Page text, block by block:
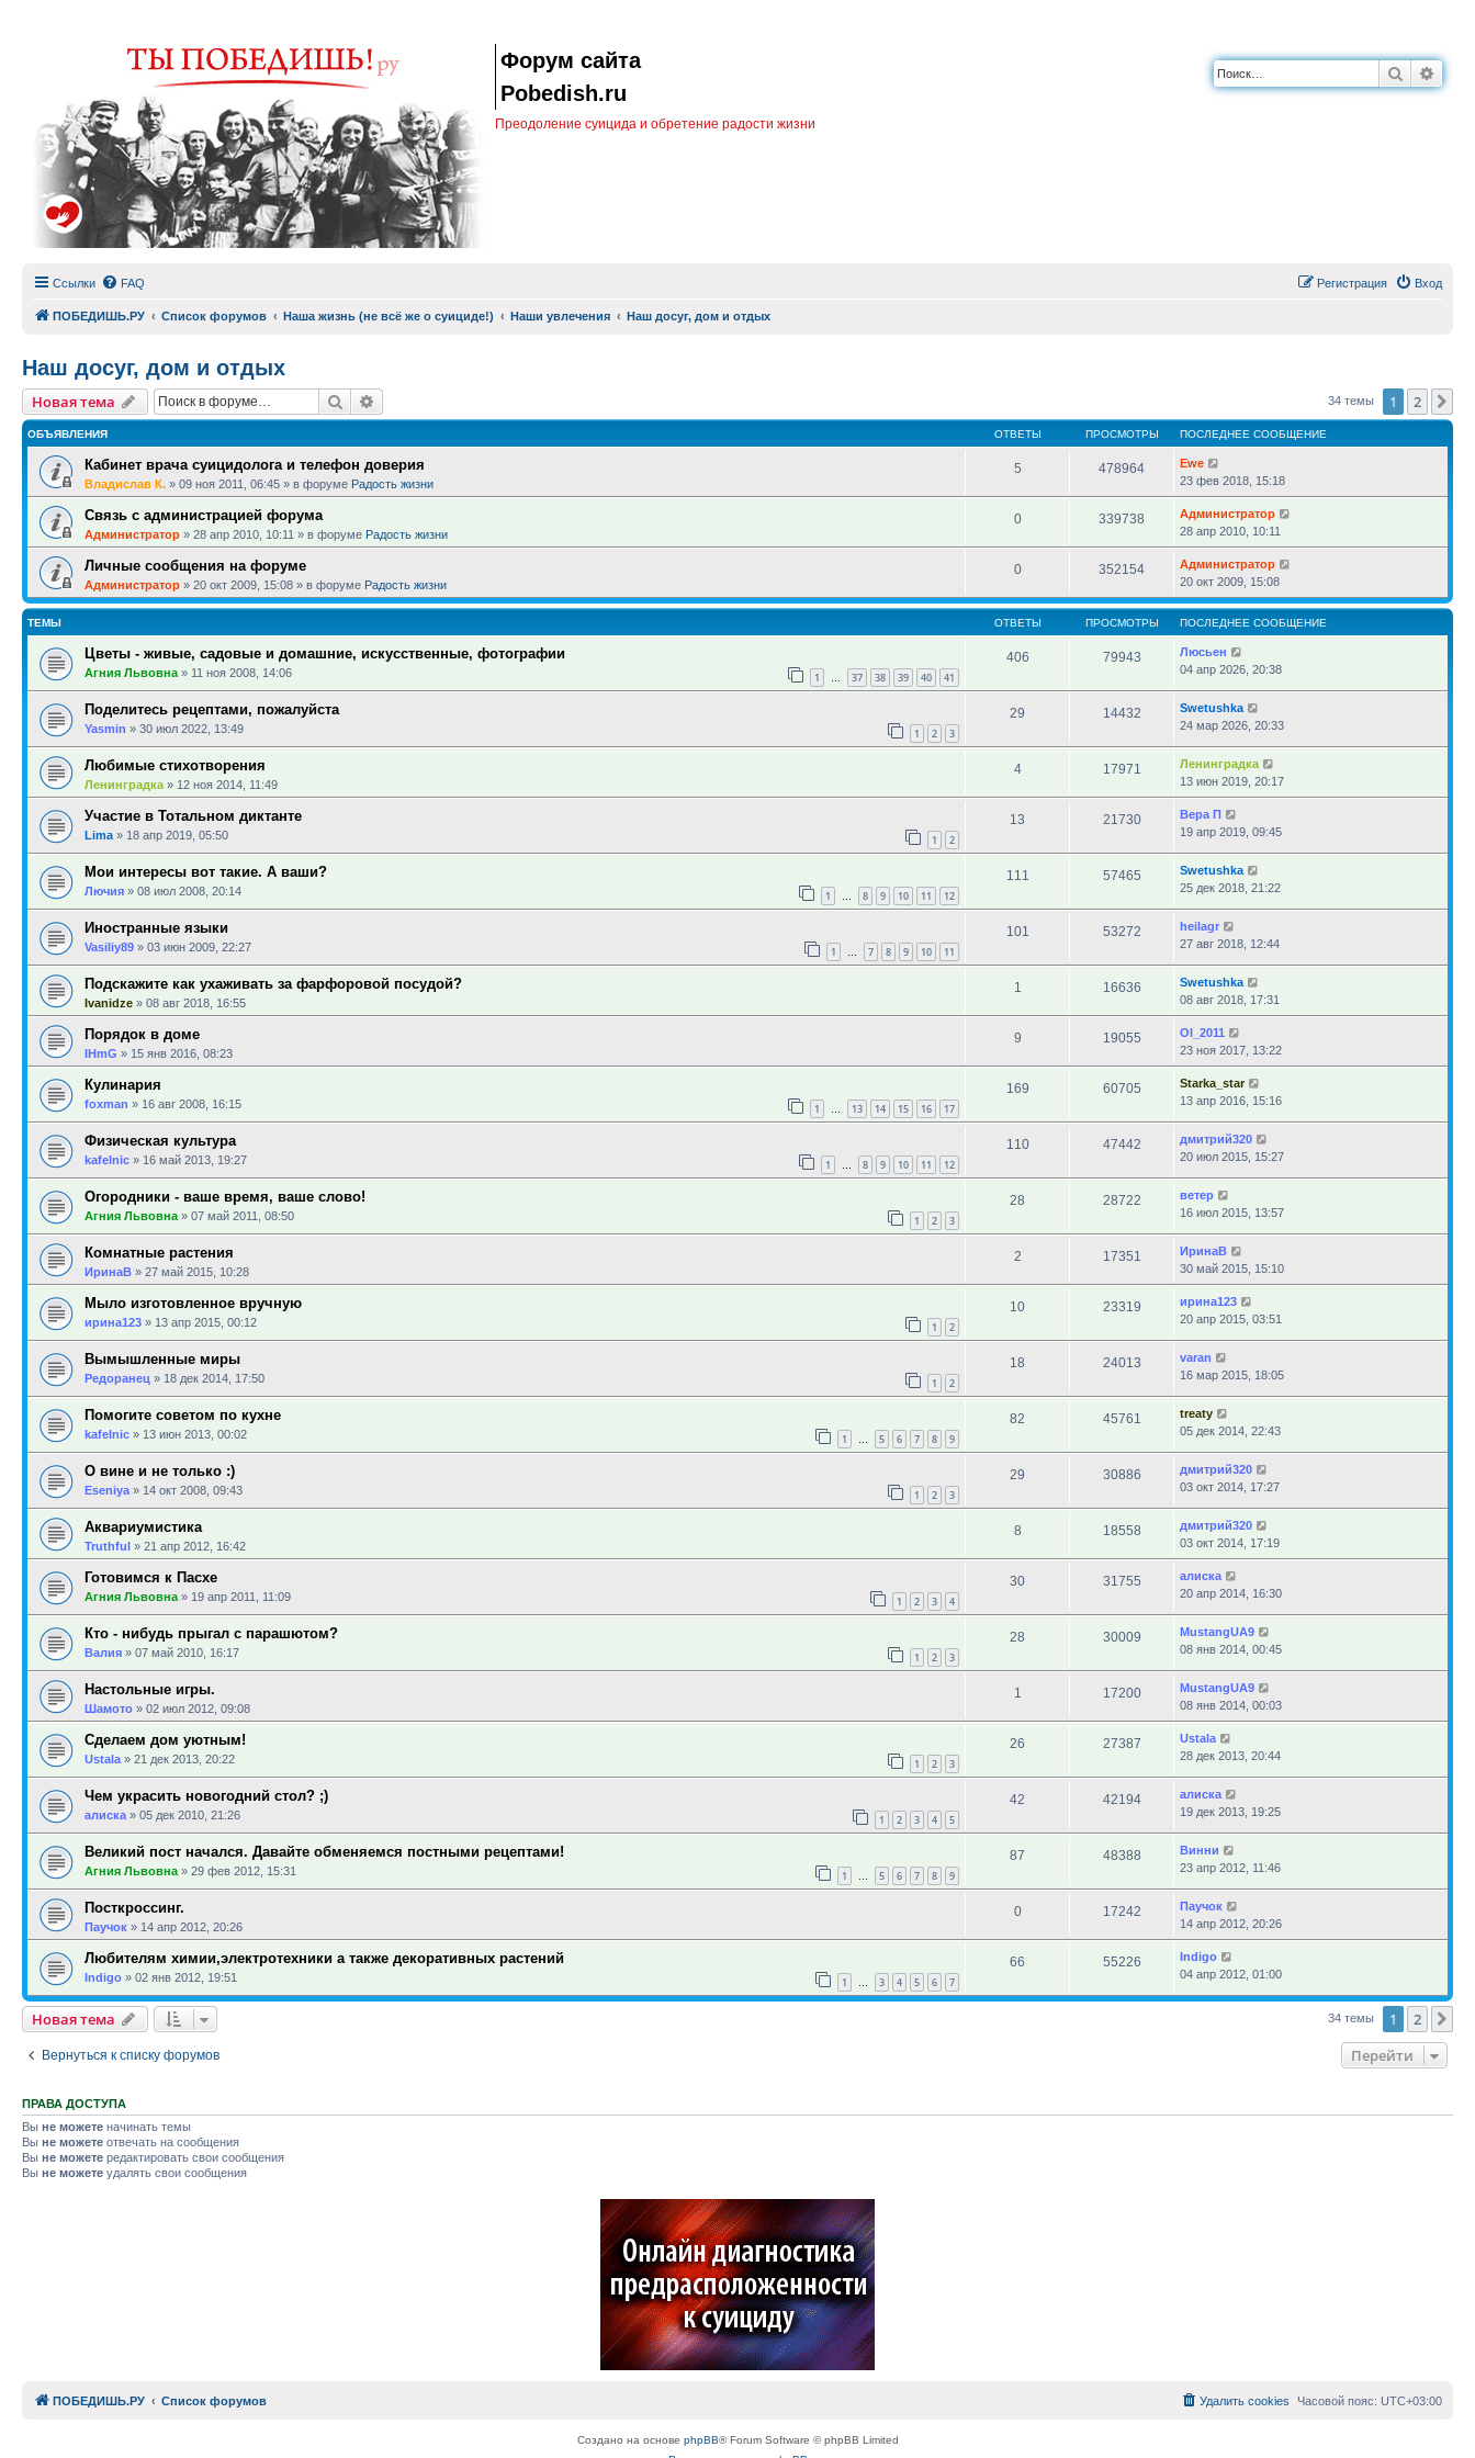
Форум сайта
Pobedish.ru
Преодоление суицида и обретение радости жизни
Поиск
Ссылки FAQ Вход
Регистрация
ПОБЕДИШЬ.РУ Список форумов Наша жизнь (не всё же о суициде!) Наши увлечения Наш досуг, дом и отдых
Наш досуг, дом и отдых
Новая тема Поиск 34 темы 1 2
ОБЪЯВЛЕНИЯ ОТВЕТЫ ПРОСМОТРЫ ПОСЛЕДНЕЕ СООБЩЕНИЕ
Кабинет врача суицидолога и телефон доверия
Владислав К. » 09 ноя 2011, 06:45 » в форуме Радость жизни
5 478964
Ewe
23 фев 2018, 15:18
Связь с администрацией форума
Администратор » 28 апр 2010, 10:11 » в форуме Радость жизни
0 339738
Администратор
28 апр 2010, 10:11
Личные сообщения на форуме
Администратор » 20 окт 2009, 15:08 » в форуме Радость жизни
0 352154
Администратор
20 окт 2009, 15:08
ТЕМЫ ОТВЕТЫ ПРОСМОТРЫ ПОСЛЕДНЕЕ СООБЩЕНИЕ
Цветы - живые, садовые и домашние, искусственные, фотографии
Агния Львовна » 11 ноя 2008, 14:06 1 … 37 38 39 40 41
406 79943
Люсьен
04 апр 2026, 20:38
Поделитесь рецептами, пожалуйста
Yasmin » 30 июл 2022, 13:49 1 2 3
29 14432
Swetushka
24 мар 2026, 20:33
Любимые стихотворения
Ленинградка » 12 ноя 2014, 11:49
4 17971
Ленинградка
13 июн 2019, 20:17
Участие в Тотальном диктанте
Lima » 18 апр 2019, 05:50 1 2
13 21730
Вера П
19 апр 2019, 09:45
Мои интересы вот такие. А ваши?
Лючия » 08 июл 2008, 20:14 1 … 8 9 10 11 12
111 57465
Swetushka
25 дек 2018, 21:22
Иностранные языки
Vasiliy89 » 03 июн 2009, 22:27 1 … 7 8 9 10 11
101 53272
heilagr
27 авг 2018, 12:44
Подскажите как ухаживать за фарфоровой посудой?
Ivanidze » 08 авг 2018, 16:55
1 16636
Swetushka
08 авг 2018, 17:31
Порядок в доме
IHmG » 15 янв 2016, 08:23
9 19055
Ol_2011
23 ноя 2017, 13:22
Кулинария
foxman » 16 авг 2008, 16:15 1 … 13 14 15 16 17
169 60705
Starka_star
13 апр 2016, 15:16
Физическая культура
kafelnic » 16 май 2013, 19:27 1 … 8 9 10 11 12
110 47442
дмитрий320
20 июл 2015, 15:27
Огородники - ваше время, ваше слово!
Агния Львовна » 07 май 2011, 08:50 1 2 3
28 28722
ветер
16 июл 2015, 13:57
Комнатные растения
ИринаВ » 27 май 2015, 10:28
2 17351
ИринаВ
30 май 2015, 15:10
Мыло изготовленное вручную
ирина123 » 13 апр 2015, 00:12 1 2
10 23319
ирина123
20 апр 2015, 03:51
Вымышленные миры
Редоранец » 18 дек 2014, 17:50 1 2
18 24013
varan
16 мар 2015, 18:05
Помогите советом по кухне
kafelnic » 13 июн 2013, 00:02 1 … 5 6 7 8 9
82 45761
treaty
05 дек 2014, 22:43
О вине и не только :)
Eseniya » 14 окт 2008, 09:43 1 2 3
29 30886
дмитрий320
03 окт 2014, 17:27
Аквариумистика
Truthful » 21 апр 2012, 16:42
8 18558
дмитрий320
03 окт 2014, 17:19
Готовимся к Пасхе
Агния Львовна » 19 апр 2011, 11:09 1 2 3 4
30 31755
алиска
20 апр 2014, 16:30
Кто - нибудь прыгал с парашютом?
Валия » 07 май 2010, 16:17 1 2 3
28 30009
MustangUA9
08 янв 2014, 00:45
Настольные игры.
Шамото » 02 июл 2012, 09:08
1 17200
MustangUA9
08 янв 2014, 00:03
Сделаем дом уютным!
Ustala » 21 дек 2013, 20:22 1 2 3
26 27387
Ustala
28 дек 2013, 20:44
Чем украсить новогодний стол? ;)
алиска » 05 дек 2010, 21:26 1 2 3 4 5
42 42194
алиска
19 дек 2013, 19:25
Великий пост начался. Давайте обменяемся постными рецептами!
Агния Львовна » 29 фев 2012, 15:31 1 … 5 6 7 8 9
87 48388
Винни
23 апр 2012, 11:46
Посткроссинг.
Паучок » 14 апр 2012, 20:26
0 17242
Паучок
14 апр 2012, 20:26
Любителям химии,электротехники а также декоративных растений
Indigo » 02 янв 2012, 19:51 1 … 3 4 5 6 7
66 55226
Indigo
04 апр 2012, 01:00
Новая тема 34 темы 1 2
Вернуться к списку форумов Перейти
ПРАВА ДОСТУПА
Вы не можете начинать темы
Вы не можете отвечать на сообщения
Вы не можете редактировать свои сообщения
Вы не можете удалять свои сообщения
ПОБЕДИШЬ.РУ Список форумов Часовой пояс: UTC+03:00
Удалить cookies
Создано на основе phpBB® Forum Software © phpBB Limited